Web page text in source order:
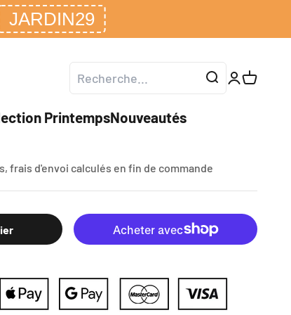
JARDIN29
PrintempsNouveautés
Ouvrir le
Voir le
frais d'envoi calculés en fin de commande